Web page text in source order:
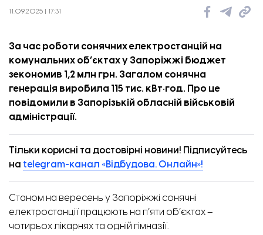
Про нас
11.09.2025 | 17:31
За час роботи сонячних електростанцій на
комунальних об’єктах у Запоріжжі бюджет
зекономив 1,2 млн грн. Загалом сонячна
генерація виробила 115 тис. кВт·год. Про це
повідомили в Запорізькій обласній військовій
адміністрації.
Тільки корисні та достовірні новини! Підписуйтесь
на telegram-канал «Відбудова. Онлайн»!
Станом на вересень у Запоріжжі сонячні
електростанції працюють на п’яти об’єктах –
чотирьох лікарнях та одній гімназії.